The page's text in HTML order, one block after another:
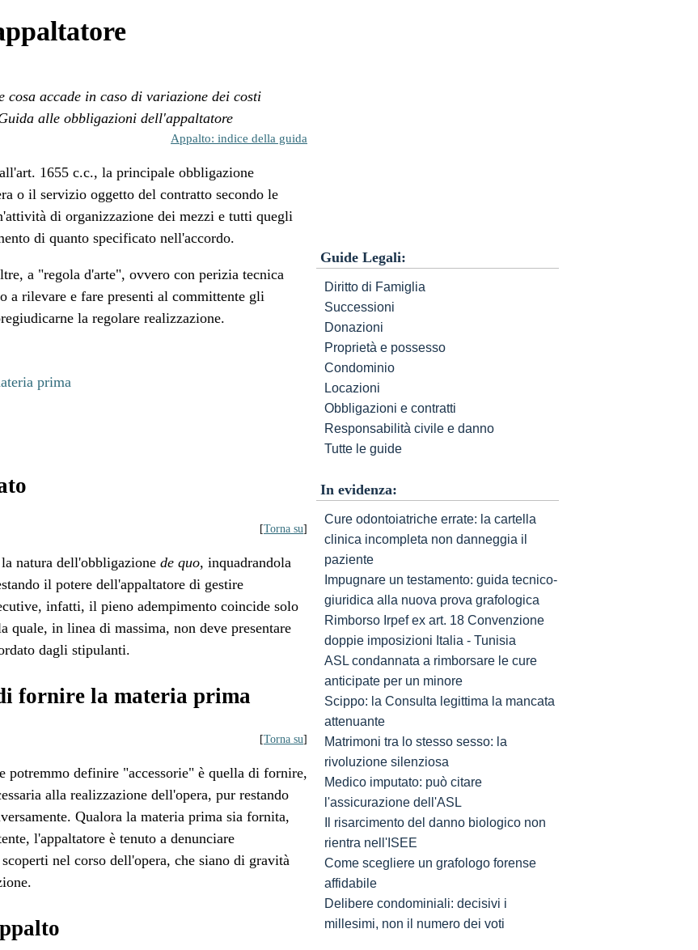
accade in caso di variazione dei costi
alle obbligazioni dell'appaltatore
Appalto: indice della guida
1655 c.c., la principale obbligazione
o il servizio oggetto del contratto secondo le
di organizzazione dei mezzi e tutti quegli
di quanto specificato nell'accordo.
a "regola d'arte", ovvero con perizia tecnica
a rilevare e fare presenti al committente gli
la regolare realizzazione.
prima
[Torna su]
natura dell'obbligazione de quo, inquadrandola
il potere dell'appaltatore di gestire
infatti, il pieno adempimento coincide solo
quale, in linea di massima, non deve presentare
dagli stipulanti.
fornire la materia prima
[Torna su]
potremmo definire "accessorie" è quella di fornire,
alla realizzazione dell'opera, pur restando
Qualora la materia prima sia fornita,
l'appaltatore è tenuto a denunciare
nel corso dell'opera, che siano di gravità
Guide Legali:
Diritto di Famiglia
Successioni
Donazioni
Proprietà e possesso
Condominio
Locazioni
Obbligazioni e contratti
Responsabilità civile e danno
Tutte le guide
In evidenza:
Cure odontoiatriche errate: la cartella
clinica incompleta non danneggia il
paziente
Impugnare un testamento: guida tecnico-
giuridica alla nuova prova grafologica
Rimborso Irpef ex art. 18 Convenzione
doppie imposizioni Italia - Tunisia
ASL condannata a rimborsare le cure
anticipate per un minore
Scippo: la Consulta legittima la mancata
attenuante
Matrimoni tra lo stesso sesso: la
rivoluzione silenziosa
Medico imputato: può citare
l'assicurazione dell'ASL
Il risarcimento del danno biologico non
rientra nell'ISEE
Come scegliere un grafologo forense
affidabile
Delibere condominiali: decisivi i
millesimi, non il numero dei voti